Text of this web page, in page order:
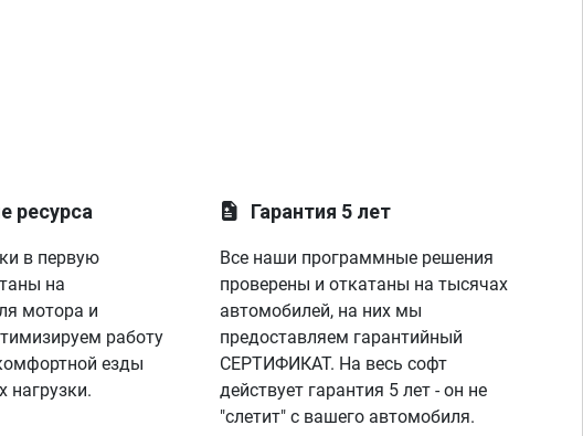
ресурса
в первую
на
мотора и
работу
езды
нагрузки.
Гарантия 5 лет
Все наши программные решения
проверены и откатаны на тысячах
автомобилей, на них мы
предоставляем гарантийный
СЕРТИФИКАТ. На весь софт
действует гарантия 5 лет - он не
"слетит" с вашего автомобиля.